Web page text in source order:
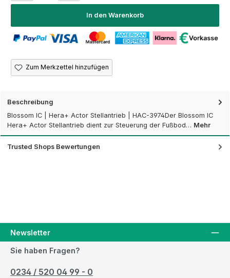
In den Warenkorb
Zum Merkzettel hinzufügen
Beschreibung
Blossom IC | Hera+ Actor Stellantrieb | HAC-3974Der Blossom IC
Hera+ Actor Stellantrieb dient zur Steuerung der Fußbod… Mehr
Trusted Shops Bewertungen
Newsletter
Sie haben Fragen?
0234 / 520 04 99 - 0